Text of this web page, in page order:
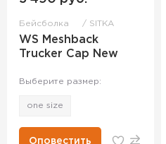
Бейсболка SITKA
WS Meshback
Trucker Cap New
Выберите размер:
one size
Оповестить